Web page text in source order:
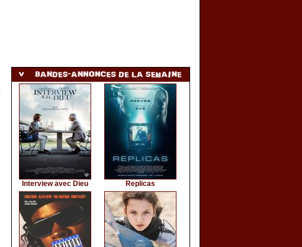
Interview avec Dieu Replicas